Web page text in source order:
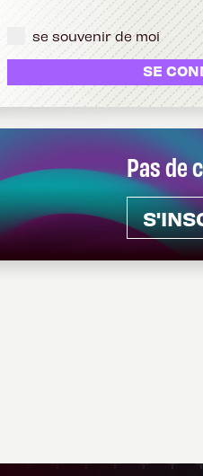
Pas de
se souvenir de moi
SE